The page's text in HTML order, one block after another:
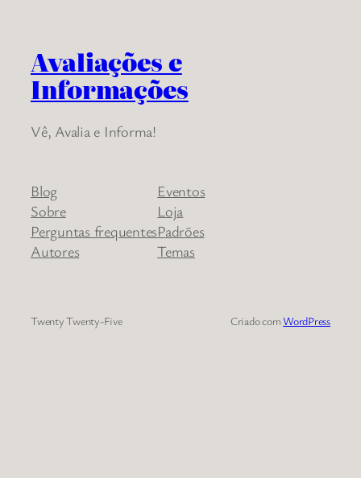
Avaliações e
Informações
Vê, Avalia e Informa!
Blog
Sobre
Perguntas frequentes
Autores
Eventos
Loja
Padrões
Temas
Twenty Twenty-Five Criado com WordPress